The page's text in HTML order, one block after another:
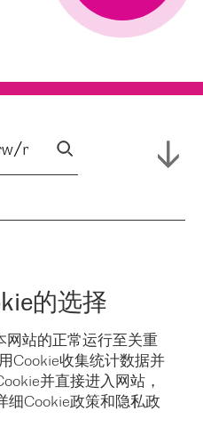
的选择
站的正常运行至关重
Cookie收集统计数据并
并直接进入网站，
细Cookie政策和隐私政